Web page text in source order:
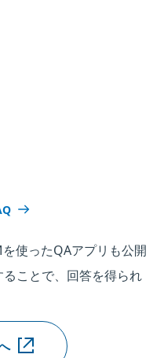
使ったQAアプリも公開
ことで、回答を得られ